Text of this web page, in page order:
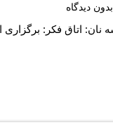
بدون دیدگاه
اتاق فکر: